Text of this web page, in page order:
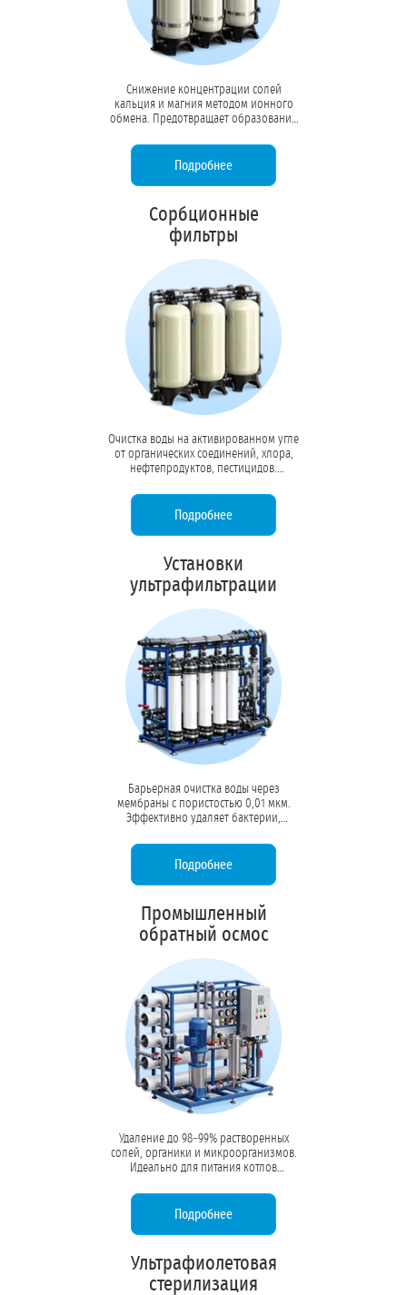
Снижение концентрации солей
кальция и магния методом ионного
обмена. Предотвращает образование
охлаждения, продлевая срок службы
оборудования в 3–5 раз.
Подробнее
Сорбционные
фильтры
Очистка воды на активированном угле
от органических соединений, хлора,
нефтепродуктов, пестицидов.
запахи, защищает мембраны осмоса
от окисления.
Подробнее
Установки
ультрафильтрации
Барьерная очистка воды через
мембраны с пористостью 0,01 мкм.
Эффективно удаляет бактерии,
высокомолекулярную органику без
изменения минерального состава.
Подробнее
Промышленный
обратный осмос
Удаление до 98–99% растворенных
солей, органики и микроорганизмов.
Идеально для питания котлов
напитков и технологических
процессов, требующих воды высокой
Подробнее
Ультрафиолетовая
стерилизация